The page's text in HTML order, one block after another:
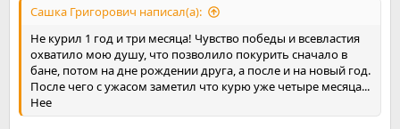
Сашка Григорович написал(а):
Не курил 1 год и три месяца! Чувство победы и всевластия
охватило мою душу, что позволило покурить сначало в
бане, потом на дне рождении друга, а после и на новый год.
После чего с ужасом заметил что курю уже четыре месяца...
Нее